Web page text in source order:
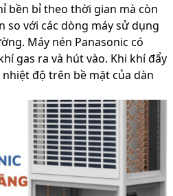
bền bỉ theo thời gian mà còn
so với các dòng máy sử dụng
Máy nén Panasonic có
gas ra và hút vào. Khi khí đẩy
độ trên bề mặt của dàn